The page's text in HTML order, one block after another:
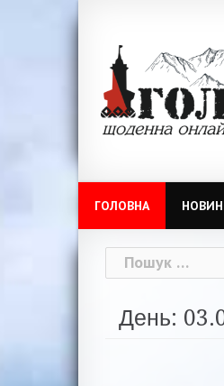
ГОЛОВНА
Пошук:
День: